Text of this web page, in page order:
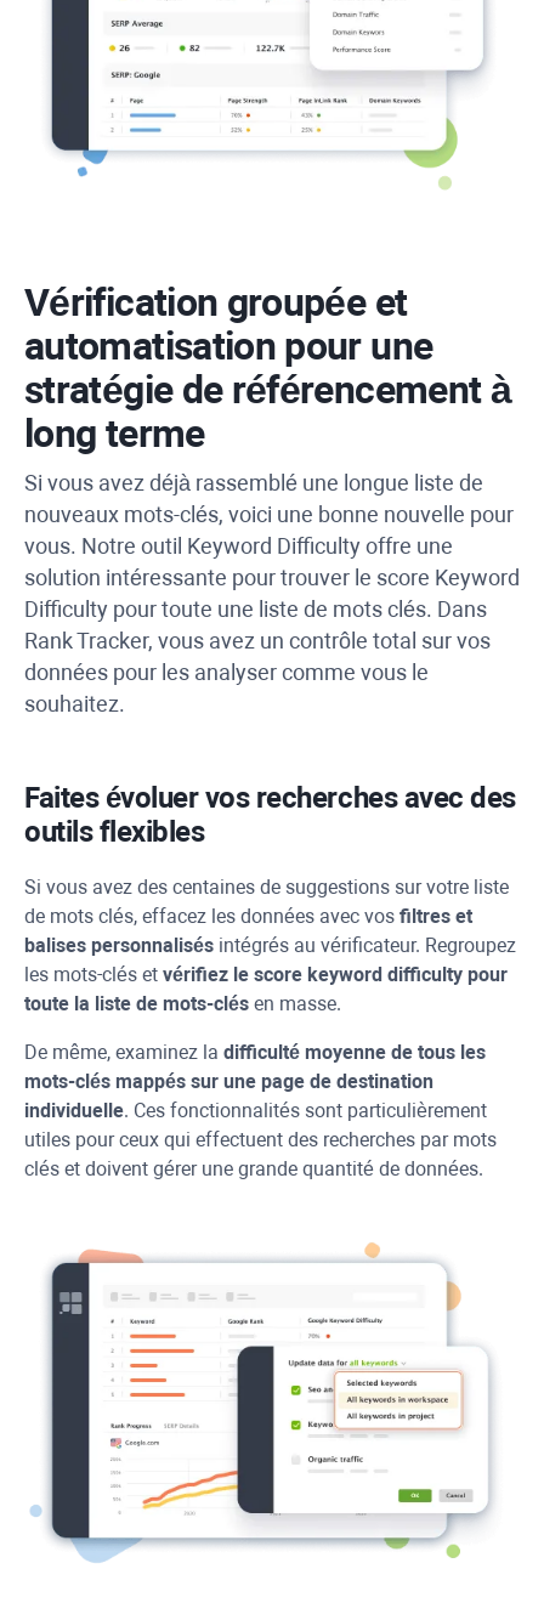
Vérification groupée et
automatisation pour une
stratégie de référencement à
long terme
Si vous avez déjà rassemblé une longue liste de
nouveaux mots-clés, voici une bonne nouvelle pour
vous. Notre outil Keyword Difficultyoffre une
solution intéressante pour trouver le score Keyword
Difficulty pour toute une liste de mots clés. Dans
Rank Tracker, vous avez un contrôle total sur vos
données pour les analyser comme vous le
souhaitez.
Faites évoluer vos recherches avec des
outils flexibles
Si vous avez des centaines de suggestions sur votre liste
de mots clés, effacez les données avec vos filtres et
balises personnalisés intégrés au vérificateur. Regroupez
les mots-clés et vérifiez le score keyword difficulty pour
toute la liste de mots-clés en masse.
De même, examinez la difficulté moyenne de tous les
mots-clés mappés sur une page de destination
individuelle. Ces fonctionnalités sont particulièrement
utiles pour ceux qui effectuent des recherches par mots
clés et doivent gérer une grande quantité de données.